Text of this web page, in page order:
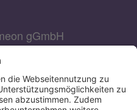
gGmbH